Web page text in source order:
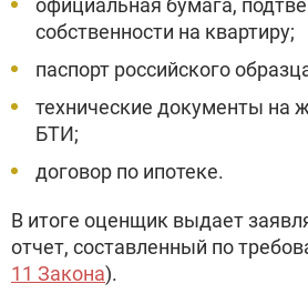
официальная бумага,
собственности на квартиру;
паспорт российского
технические документы на
БТИ;
договор по ипотеке.
В итоге оценщик выдает
отчет, составленный по
11 Закона).